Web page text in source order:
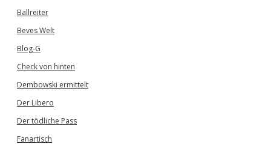
Ballreiter
Beves Welt
Blog-G
Check von hinten
Dembowski ermittelt
Der Libero
Der tödliche Pass
Fanartisch